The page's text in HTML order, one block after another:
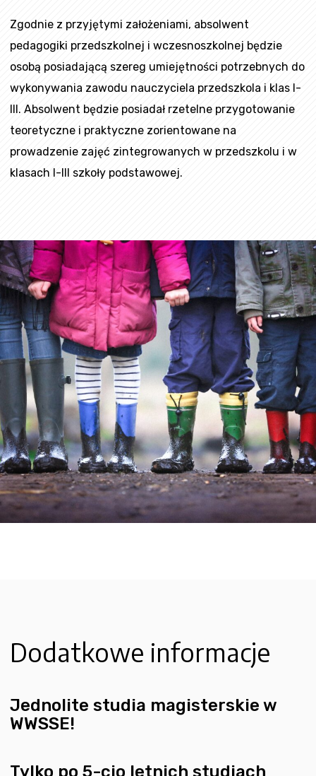
Zgodnie z przyjętymi założeniami, absolwent
pedagogiki przedszkolnej i wczesnoszkolnej będzie
osobą posiadającą szereg umiejętności potrzebnych do
wykonywania zawodu nauczyciela przedszkola i klas I-
III. Absolwent będzie posiadał rzetelne przygotowanie
teoretyczne i praktyczne zorientowane na
prowadzenie zajęć zintegrowanych w przedszkolu i w
klasach I-III szkoły podstawowej.
Dodatkowe informacje
Jednolite studia magisterskie w
WWSSE!
Tylko po 5-cio letnich studiach